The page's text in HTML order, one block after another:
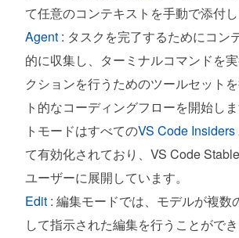
て任意のコンテキストを手動で添付し
Agent : タスクを完了するためにコン
的に収集し、ターミナルコマンドを
クションを行うためのツールセット
ト的なコーディングフローを開始し
トモードはすべてのVS Code Insiders
て有効化されており、VS Code
ユーザーに展開しています。
Edit : 編集モードでは、モデルが複数
して指示された編集を行うことができ